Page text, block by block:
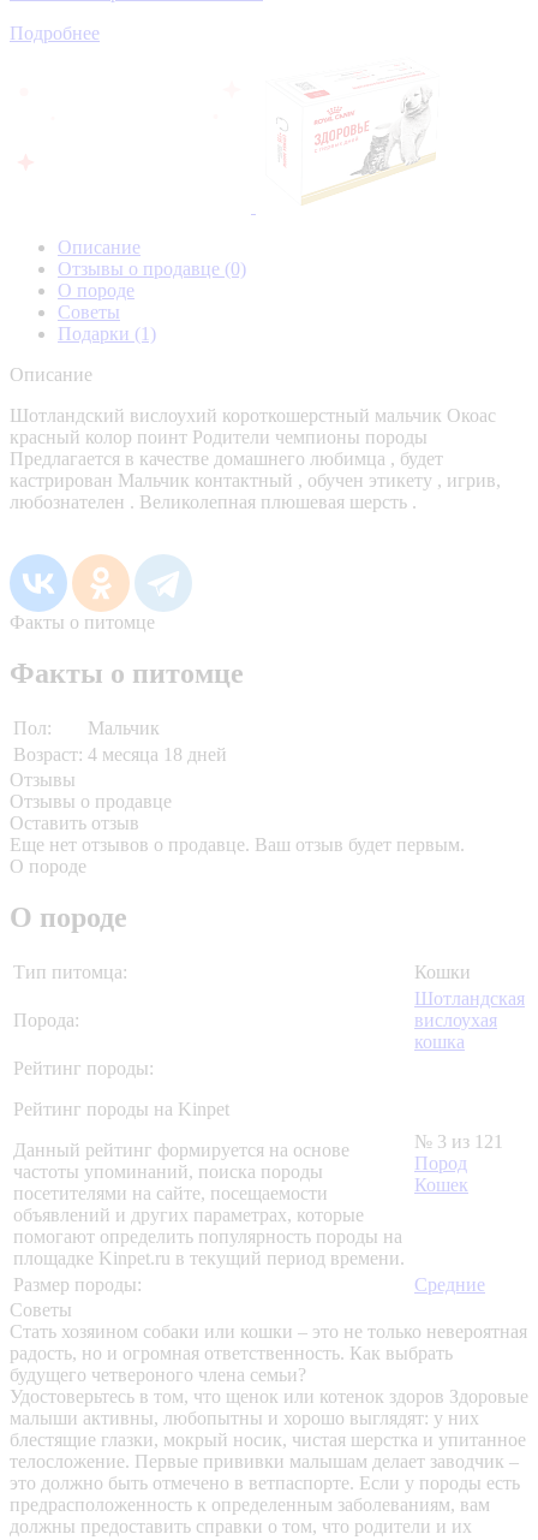
Подробнее
Описание
Отзывы о продавце (0)
О породе
Советы
Подарки (1)
Описание
Шотландский вислоухий короткошерстный мальчик Окоас
красный колор поинт Родители чемпионы породы
Предлагается в качестве домашнего любимца , будет
кастрирован Мальчик контактный , обучен этикету , игрив,
любознателен . Великолепная плюшевая шерсть .
Факты о питомце
Факты о питомце
Пол:
Мальчик
Возраст: 4 месяца 18 дней
Отзывы
Отзывы о продавце
Оставить отзыв
Еще нет отзывов о продавце. Ваш отзыв будет первым.
О породе
О породе
Тип питомца: Кошки
Порода:
Шотландская
вислоухая
кошка
Рейтинг породы:
Рейтинг породы на Kinpet
Данный рейтинг формируется на основе
частоты упоминаний, поиска породы
посетителями на сайте, посещаемости
объявлений и других параметрах, которые
помогают определить популярность породы на
площадке Kinpet.ru в текущий период времени.
№ 3 из 121
Пород
Кошек
Размер породы:
Средние
Советы
Стать хозяином собаки или кошки – это не только невероятная
радость, но и огромная ответственность. Как выбрать
будущего четвероного члена семьи?
Удостоверьтесь в том, что щенок или котенок здоров Здоровые
малыши активны, любопытны и хорошо выглядят: у них
блестящие глазки, мокрый носик, чистая шерстка и упитанное
телосложение. Первые прививки малышам делает заводчик –
это должно быть отмечено в ветпаспорте. Если у породы есть
предрасположенность к определенным заболеваниям, вам
должны предоставить справки о том, что родители и их